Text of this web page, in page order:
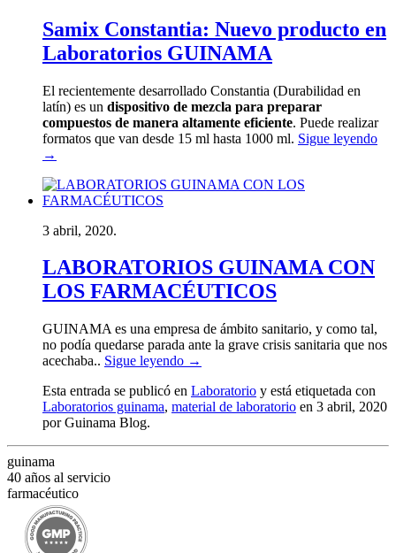
Samix Constantia: Nuevo producto en
Laboratorios GUINAMA
El recientemente desarrollado Constantia (Durabilidad en
latín) es un dispositivo de mezcla para preparar
compuestos de manera altamente eficiente. Puede realizar
formatos que van desde 15 ml hasta 1000 ml. Sigue leyendo
→
3 abril, 2020.
LABORATORIOS GUINAMA CON
LOS FARMACÉUTICOS
GUINAMA es una empresa de ámbito sanitario, y como tal,
no podía quedarse parada ante la grave crisis sanitaria que nos
acechaba.. Sigue leyendo →
Esta entrada se publicó en Laboratorio y está etiquetada con
Laboratorios guinama, material de laboratorio en 3 abril, 2020
por Guinama Blog.
guinama
40 años al servicio
farmacéutico